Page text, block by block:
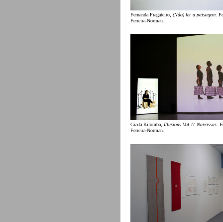
Fernanda Fragateiro, (Não) ler a paisagem .
Ferreira-Norman.
Grada Kilomba, Illusions Vol.11 Narcissus .
Ferreira-Norman.